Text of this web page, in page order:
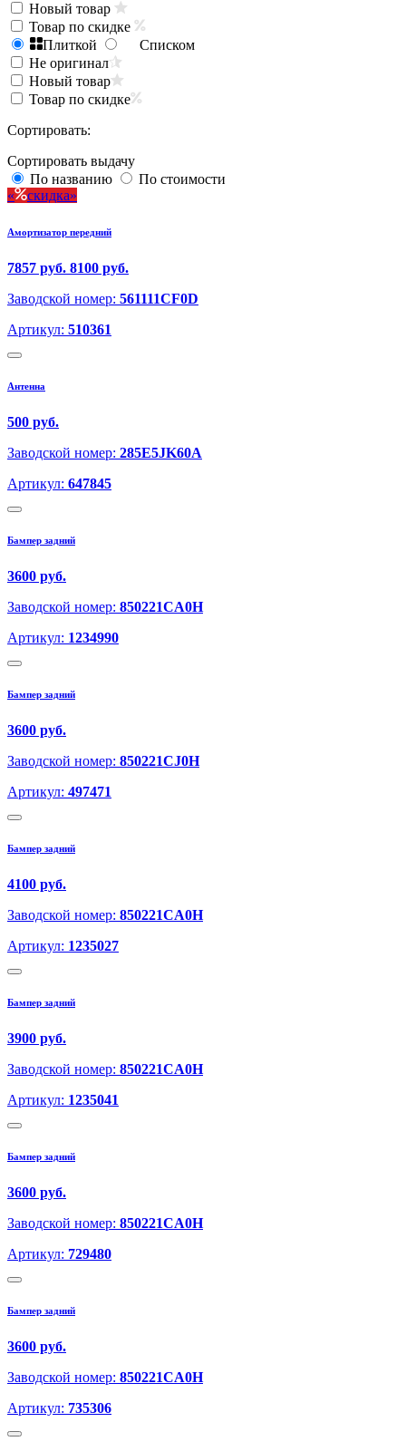
Новый товар
Товар по скидке
Плиткой
Списком
Не оригинал
Новый товар
Товар по скидке
Сортировать:
Сортировать выдачу
По названию
По стоимости
скидка
Амортизатор передний
7857 руб. 8100 руб.
Заводской номер: 561111CF0D
Артикул: 510361
Антенна
500 руб.
Заводской номер: 285E5JK60A
Артикул: 647845
Бампер задний
3600 руб.
Заводской номер: 850221CA0H
Артикул: 1234990
Бампер задний
3600 руб.
Заводской номер: 850221CJ0H
Артикул: 497471
Бампер задний
4100 руб.
Заводской номер: 850221CA0H
Артикул: 1235027
Бампер задний
3900 руб.
Заводской номер: 850221CA0H
Артикул: 1235041
Бампер задний
3600 руб.
Заводской номер: 850221CA0H
Артикул: 729480
Бампер задний
3600 руб.
Заводской номер: 850221CA0H
Артикул: 735306